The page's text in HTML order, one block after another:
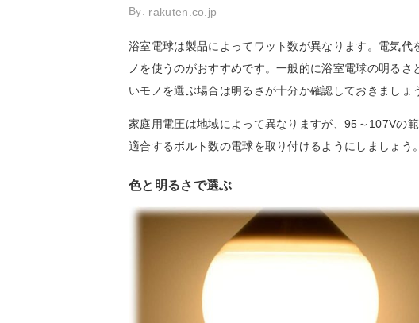
By: rakuten.co.jp
浴室電球は製品によってワット数が異なります。電気
ノを使うのがおすすめです。一般的に浴室電球の明る
いモノを選ぶ場合は明るさが十分か確認しておきましょ
家庭用電圧は地域によって異なりますが、95～107Vの
適合するボルト数の電球を取り付けるようにしましょう。
色と明るさで選ぶ